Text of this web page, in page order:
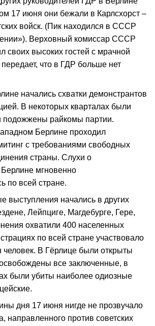
17 июня они бежали в Карлсхорст –
войск. (Пик находился в СССР
Верховный комиссар СССР
своих высоких гостей с мрачной
что в ГДР больше нет
начались схватки демонстрантов
В некоторых кварталах были
подожжены райкомы партии.
Берлине проходил
с требованиями свободных
страны. Слухи о
мгновенно
по всей стране.
выступления начались в других
Лейпциге, Магдебурге, Гере,
охватили 400 населенных
по всей стране участвовало
человек. В Гёрлице были открыты
все заключенные, в
были убиты наиболее одиозные
дня 17 июня нигде не прозвучало
направленного против советских